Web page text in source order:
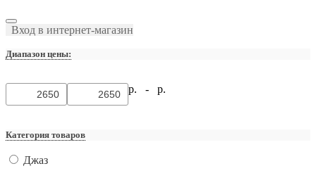
Вход в интернет-магазин
Диапазон цены:
р. - р.
Категория товаров
Джаз